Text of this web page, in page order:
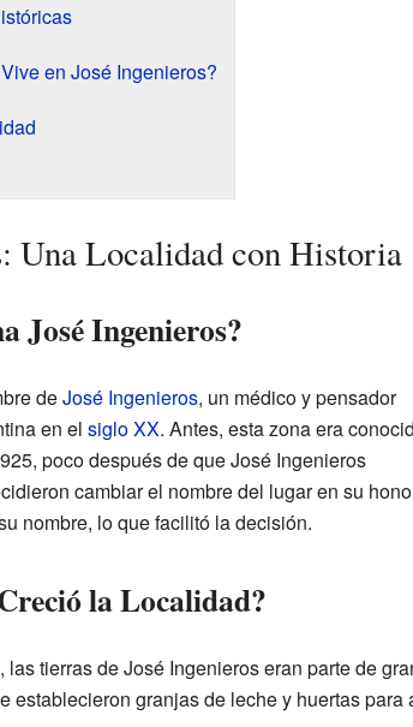
en José Ingenieros?
Una Localidad con Historia
José Ingenieros?
deJosé Ingenieros, un médico y pensador
en el siglo XX. Antes, esta zona era
poco después de que José Ingenieros
cambiar el nombre del lugar en su
nombre, lo que facilitó la decisión.
la Localidad?
, las tierras de José Ingenieros eran parte de
establecieron granjas de leche y huertas